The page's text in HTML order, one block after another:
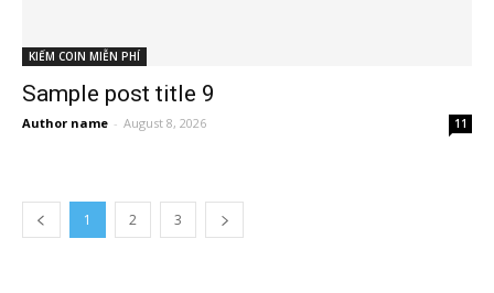
KIẾM COIN MIỄN PHÍ
Sample post title 9
Author name - August 8, 2026 11
1 2 3